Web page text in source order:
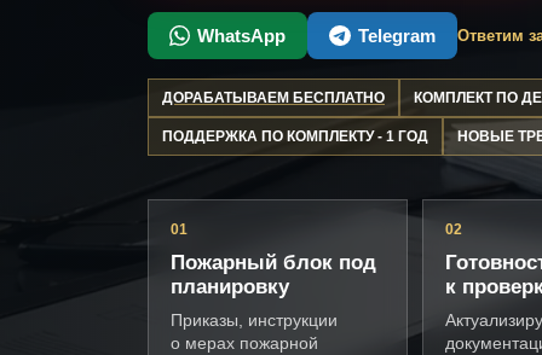
WhatsApp Telegram Ответим
ДОРАБАТЫВАЕМ БЕСПЛАТНО КОМПЛЕКТ ПО
ПОДДЕРЖКА ПО КОМПЛЕКТУ - 1 ГОД НОВЫЕ
01
Пожарный блок под
планировку
Приказы, инструкции
о мерах пожарной
02
к